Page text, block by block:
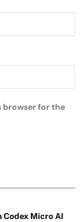
browser for the
Codex Micro AI